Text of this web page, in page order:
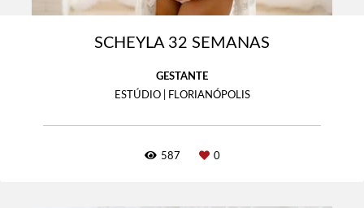
SCHEYLA 32 SEMANAS
GESTANTE
ESTÚDIO | FLORIANÓPOLIS
587 0